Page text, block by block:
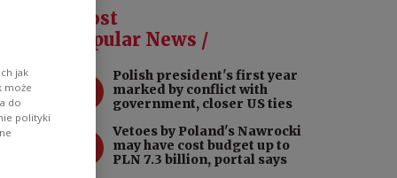
РУССКИЙ
УКРАЇНСЬКА
Most
Popular News /
Polish president's first year
marked by conflict with
government, closer US ties
Vetoes by Poland's Nawrocki
may have cost budget up to
PLN 7.3 billion, portal says
jak
może
do
polityki